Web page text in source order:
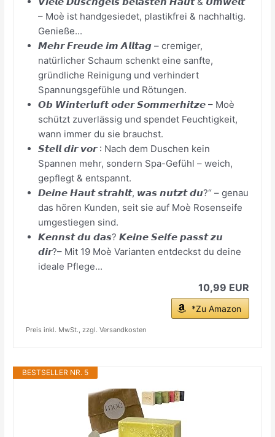
– Moè ist handgesiedet, plastikfrei & nachhaltig.
Genieße...
𝙈𝙚𝙝𝙧 𝙁𝙧𝙚𝙪𝙙𝙚 𝙞𝙢 𝘼𝙡𝙡𝙩𝙖𝙜 – cremiger,
natürlicher Schaum schenkt eine sanfte,
gründliche Reinigung und verhindert
Spannungsgefühle und Rötungen.
𝙊𝙗 𝙒𝙞𝙣𝙩𝙚𝙧𝙡𝙪𝙛𝙩 𝙤𝙙𝙚𝙧 𝙎𝙤𝙢𝙢𝙚𝙧𝙝𝙞𝙩𝙯𝙚 – Moè
schützt zuverlässig und spendet Feuchtigkeit,
wann immer du sie brauchst.
𝙎𝙩𝙚𝙡𝙡 𝙙𝙞𝙧 𝙫𝙤𝙧 : Nach dem Duschen kein
Spannen mehr, sondern Spa-Gefühl – weich,
gepflegt & entspannt.
𝘿𝙚𝙞𝙣𝙚 𝙃𝙖𝙪𝙩 𝙨𝙩𝙧𝙖𝙝𝙡𝙩, 𝙬𝙖𝙨 𝙣𝙪𝙩𝙯𝙩 𝙙𝙪?“ – genau
das hören Kunden, seit sie auf Moè Rosenseife
umgestiegen sind.
𝙆𝙚𝙣𝙣𝙨𝙩 𝙙𝙪 𝙙𝙖𝙨? 𝙆𝙚𝙞𝙣𝙚 𝙎𝙚𝙞𝙛𝙚 𝙥𝙖𝙨𝙨𝙩 𝙯𝙪
𝙙𝙞𝙧?– Mit 19 Moè Varianten entdeckst du deine
ideale Pflege...
10,99 EUR
*Zu Amazon
Preis inkl. MwSt., zzgl. Versandkosten
BESTSELLER NR. 5